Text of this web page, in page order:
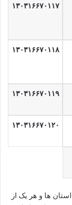
۱۳۰۳۱۶۶۷۰۱۱۷
۱۳۰۳۱۶۶۷۰۱۱۸
۱۳۰۳۱۶۶۷۰۱۱۹
۱۳۰۳۱۶۶۷۰۱۲۰
ها و هر یک از